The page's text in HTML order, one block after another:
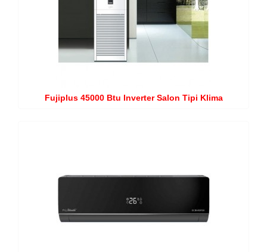
Fujiplus 45000 Btu Inverter Salon Tipi Klima